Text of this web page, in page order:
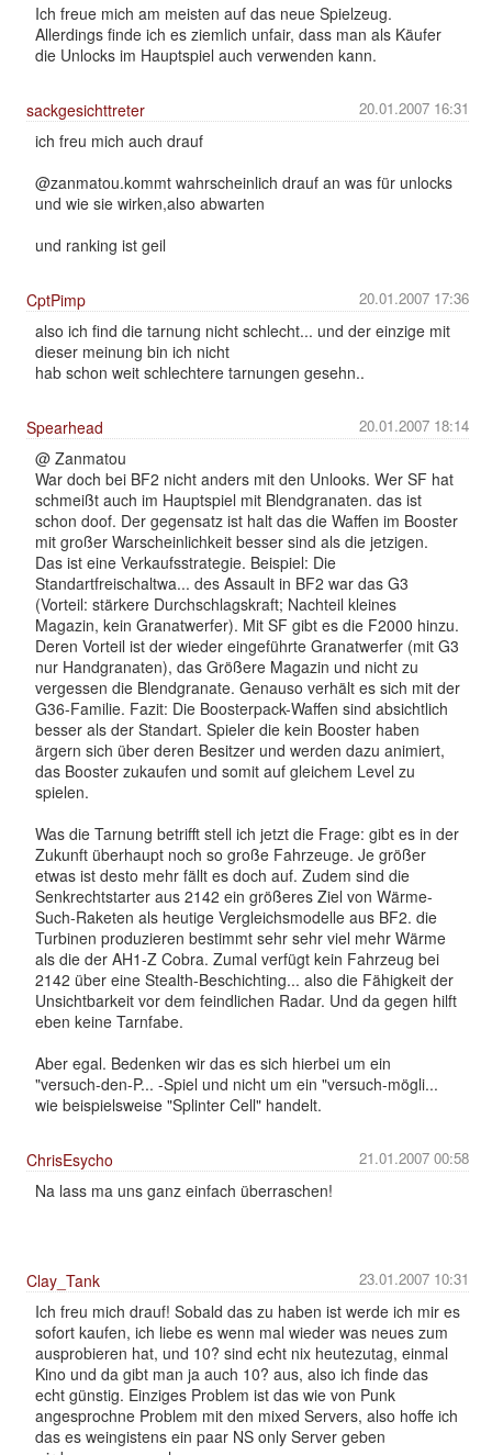
Ich freue mich am meisten auf das neue Spielzeug.
Allerdings finde ich es ziemlich unfair, dass man als Käufer
die Unlocks im Hauptspiel auch verwenden kann.
20.01.2007 16:31
sackgesichttreter
ich freu mich auch drauf
@zanmatou.kommt wahrscheinlich drauf an was für unlocks
und wie sie wirken,also abwarten
und ranking ist geil
20.01.2007 17:36
CptPimp
also ich find die tarnung nicht schlecht... und der einzige mit
dieser meinung bin ich nicht
hab schon weit schlechtere tarnungen gesehn..
20.01.2007 18:14
Spearhead
@ Zanmatou
War doch bei BF2 nicht anders mit den Unlooks. Wer SF hat
schmeißt auch im Hauptspiel mit Blendgranaten. das ist
schon doof. Der gegensatz ist halt das die Waffen im Booster
mit großer Warscheinlichkeit besser sind als die jetzigen.
Das ist eine Verkaufsstrategie. Beispiel: Die
Standartfreischaltwa... des Assault in BF2 war das G3
(Vorteil: stärkere Durchschlagskraft; Nachteil kleines
Magazin, kein Granatwerfer). Mit SF gibt es die F2000 hinzu.
Deren Vorteil ist der wieder eingeführte Granatwerfer (mit G3
nur Handgranaten), das Größere Magazin und nicht zu
vergessen die Blendgranate. Genauso verhält es sich mit der
G36-Familie. Fazit: Die Boosterpack-Waffen sind absichtlich
besser als der Standart. Spieler die kein Booster haben
ärgern sich über deren Besitzer und werden dazu animiert,
das Booster zukaufen und somit auf gleichem Level zu
spielen.
Was die Tarnung betrifft stell ich jetzt die Frage: gibt es in der
Zukunft überhaupt noch so große Fahrzeuge. Je größer
etwas ist desto mehr fällt es doch auf. Zudem sind die
Senkrechtstarter aus 2142 ein größeres Ziel von Wärme-
Such-Raketen als heutige Vergleichsmodelle aus BF2. die
Turbinen produzieren bestimmt sehr sehr viel mehr Wärme
als die der AH1-Z Cobra. Zumal verfügt kein Fahrzeug bei
2142 über eine Stealth-Beschichting... also die Fähigkeit der
Unsichtbarkeit vor dem feindlichen Radar. Und da gegen hilft
eben keine Tarnfabe.
Aber egal. Bedenken wir das es sich hierbei um ein
"versuch-den-P... -Spiel und nicht um ein "versuch-mögli...
wie beispielsweise "Splinter Cell" handelt.
21.01.2007 00:58
ChrisEsycho
Na lass ma uns ganz einfach überraschen!
23.01.2007 10:31
Clay_Tank
Ich freu mich drauf! Sobald das zu haben ist werde ich mir es
sofort kaufen, ich liebe es wenn mal wieder was neues zum
ausprobieren hat, und 10? sind echt nix heutezutag, einmal
Kino und da gibt man ja auch 10? aus, also ich finde das
echt günstig. Einziges Problem ist das wie von Punk
angesprochne Problem mit den mixed Servers, also hoffe ich
das es weingistens ein paar NS only Server geben